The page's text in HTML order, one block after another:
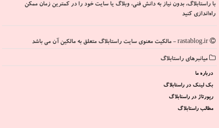
با راستابلاگ، بدون نیاز به دانش فنی، وبلاگ یا سایت خود را در کمترین زمان ممکن
راه‌اندازی کنید
میانبرهای راستابلاگ
درباره ما
بک لینک در راستابلاگ
رپورتاژ در راستابلاگ
مطالب راستابلاگ